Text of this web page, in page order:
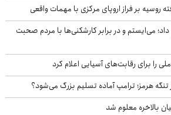
می‌ایستم و در برابر کارشکنی‌ها با مردم صحبت
را برای رقابت‌های آسیایی اعلام کرد
تنگه هرمز؛ ترامپ آماده تسلیم بزرگ می‌شود؟
بالاخره معلوم شد